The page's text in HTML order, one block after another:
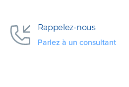
Rappelez-nous
Parlez à un consultant